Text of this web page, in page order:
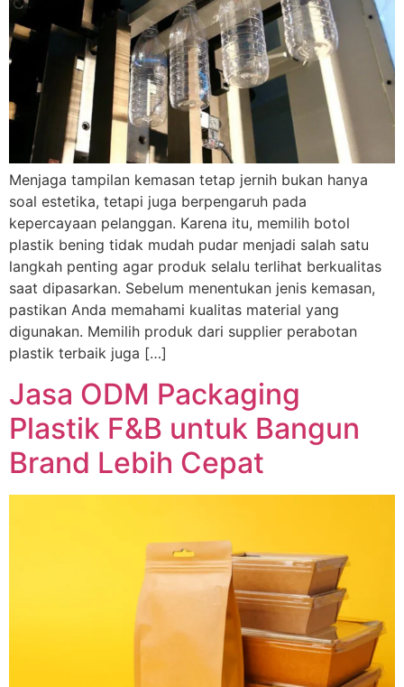
Menjaga tampilan kemasan tetap jernih bukan hanya
soal estetika, tetapi juga berpengaruh pada
kepercayaan pelanggan. Karena itu, memilih botol
plastik bening tidak mudah pudar menjadi salah satu
langkah penting agar produk selalu terlihat berkualitas
saat dipasarkan. Sebelum menentukan jenis kemasan,
pastikan Anda memahami kualitas material yang
digunakan. Memilih produk dari supplier perabotan
plastik terbaik juga […]
Jasa ODM Packaging
Plastik F&B untuk Bangun
Brand Lebih Cepat